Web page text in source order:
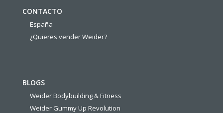
CONTACTO
España
¿Quieres vender Weider?
BLOGS
Weider Bodybuilding & Fitness
Weider Gummy Up Revolution